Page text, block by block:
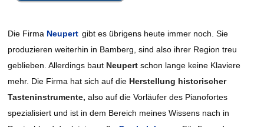
Die Firma Neupert gibt es übrigens heute immer noch. Sie
produzieren weiterhin in Bamberg, sind also ihrer Region treu
geblieben. Allerdings baut Neupert schon lange keine Klaviere
mehr. Die Firma hat sich auf die Herstellung historischer
Tasteninstrumente, also auf die Vorläufer des Pianofortes
spezialisiert und ist in dem Bereich meines Wissens nach in